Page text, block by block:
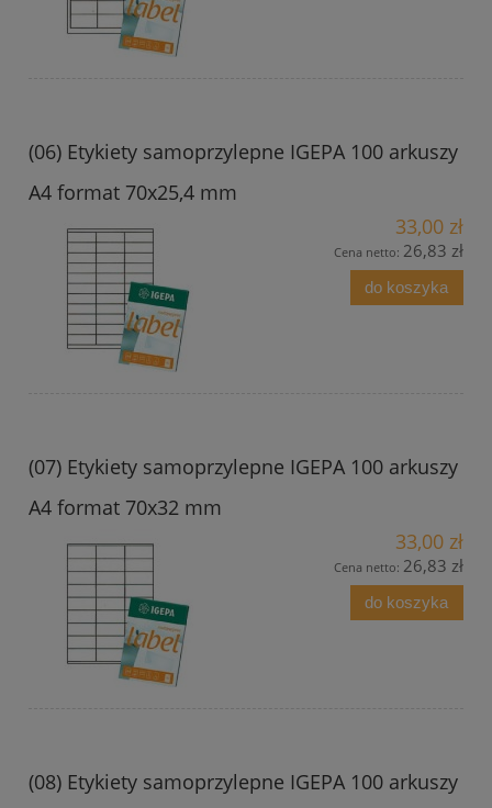
(06) Etykiety samoprzylepne IGEPA 100 arkuszy
A4 format 70x25,4 mm
33,00 zł
Cena netto: 26,83 zł
do koszyka
(07) Etykiety samoprzylepne IGEPA 100 arkuszy
A4 format 70x32 mm
33,00 zł
Cena netto: 26,83 zł
do koszyka
(08) Etykiety samoprzylepne IGEPA 100 arkuszy